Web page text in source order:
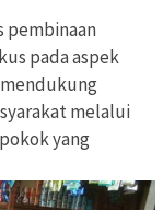
pembinaan
pada aspek
melalui
yang